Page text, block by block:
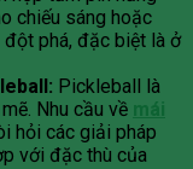
chiếu sáng hoặc
phá, đặc biệt là ở
Pickleball là
Nhu cầu về mái
hỏi các giải pháp
với đặc thù của